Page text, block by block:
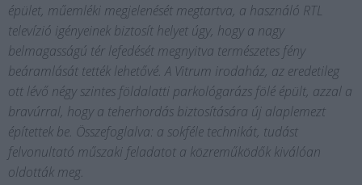
épület, műemléki megjelenését megtartva, a használó RTL
televízió igényeinek biztosít helyet úgy, hogy a nagy
belmagasságú tér lefedését megnyitva természetes fény
beáramlását tették lehetővé. A Vitrum irodaház, az eredetileg
ott lévő négy szintes földalatti parkológarázs fölé épült, azzal a
bravúrral, hogy a teherhordás biztosítására új alaplemezt
építettek be. Összefoglalva: a sokféle technikát, tudást
felvonultató műszaki feladatot a közreműködők kiválóan
oldották meg.